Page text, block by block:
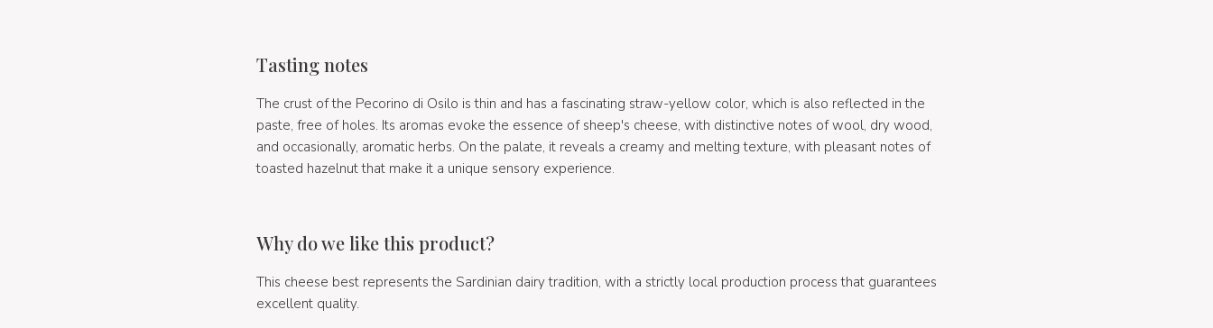
Tasting notes
The crust of the Pecorino di Osilo is thin and has a fascinating straw-yellow color, which is also reflected in the
paste, free of holes. Its aromas evoke the essence of sheep's cheese, with distinctive notes of wool, dry wood,
and occasionally, aromatic herbs. On the palate, it reveals a creamy and melting texture, with pleasant notes of
toasted hazelnut that make it a unique sensory experience.
Why do we like this product?
This cheese best represents the Sardinian dairy tradition, with a strictly local production process that guarantees
excellent quality.